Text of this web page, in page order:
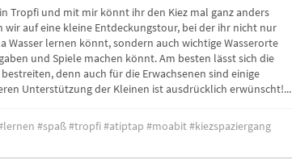
Tropfi und mit mir könnt ihr den Kiez mal ganz anders
wir auf eine kleine Entdeckungstour, bei der ihr nicht nur
Wasser lernen könnt, sondern auch wichtige Wasserorte
und Spiele machen könnt. Am besten lässt sich die
denn auch für die Erwachsenen sind einige
Unterstützung der Kleinen ist ausdrücklich erwünscht!...
#spaß #tropfi #atiptap #moabit #kiezspaziergang